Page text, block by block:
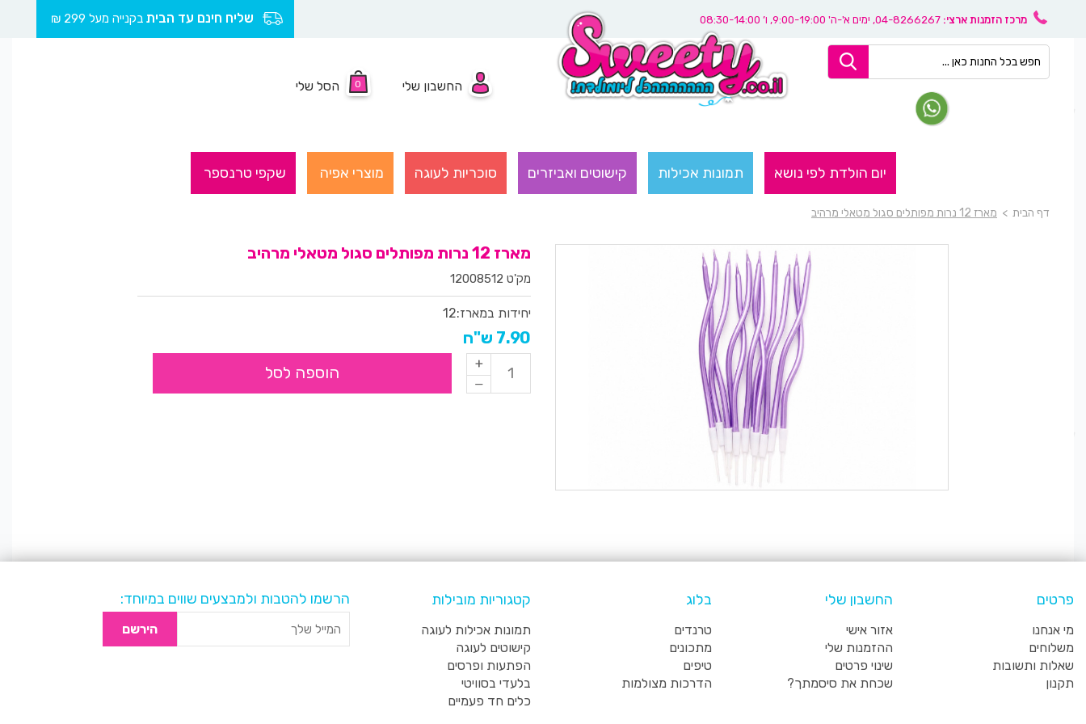
מרכז הזמנות ארצי: 04-8266267, ימים א'-ה' 9:00-19:00, ו’ 08:30-14:00 שליח חינם עד הבית בקנייה מעל 299 ₪
החשבון שלי 0 הסל שלי
יום הולדת לפי נושא תמונות אכילות קישוטים ואביזרים סוכריות לעוגה מוצרי אפיה שקפי טרנספר
דף הבית > מארז 12 נרות מפותלים סגול מטאלי מרהיב
מארז 12 נרות מפותלים סגול מטאלי מרהיב
מק'ט 12008512
יחידות במארז:12
7.90 ש"ח
הוספה לסל
פרטים
מי אנחנו
משלוחים
שאלות ותשובות
תקנון
החשבון שלי
אזור אישי
ההזמנות שלי
שינוי פרטים
שכחת את סיסמתך?
בלוג
טרנדים
מתכונים
טיפים
הדרכות מצולמות
קטגוריות מובילות
תמונות אכילות לעוגה
קישוטים לעוגה
הפתעות ופרסים
בלעדי בסוויטי
כלים חד פעמיים
הרשמו להטבות ולמבצעים שווים במיוחד:
הירשם